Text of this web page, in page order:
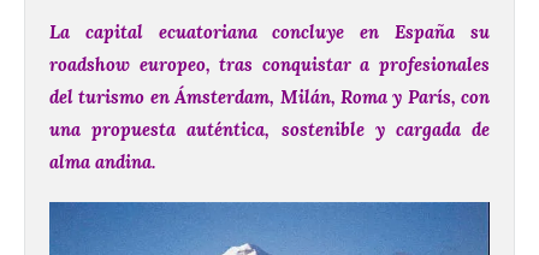
La capital ecuatoriana concluye en España su
roadshow europeo, tras conquistar a profesionales
del turismo en Ámsterdam, Milán, Roma y París, con
una propuesta auténtica, sostenible y cargada de
alma andina.